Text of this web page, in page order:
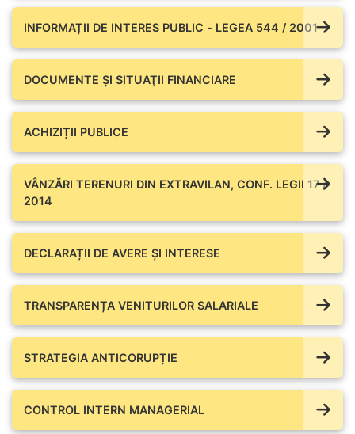
INFORMAȚII DE INTERES PUBLIC - LEGEA 544 / 2001
DOCUMENTE ŞI SITUAŢII FINANCIARE
ACHIZIȚII PUBLICE
VÂNZĂRI TERENURI DIN EXTRAVILAN, CONF. LEGII 17 /
2014
DECLARAȚII DE AVERE ŞI INTERESE
TRANSPARENȚA VENITURILOR SALARIALE
STRATEGIA ANTICORUPȚIE
CONTROL INTERN MANAGERIAL